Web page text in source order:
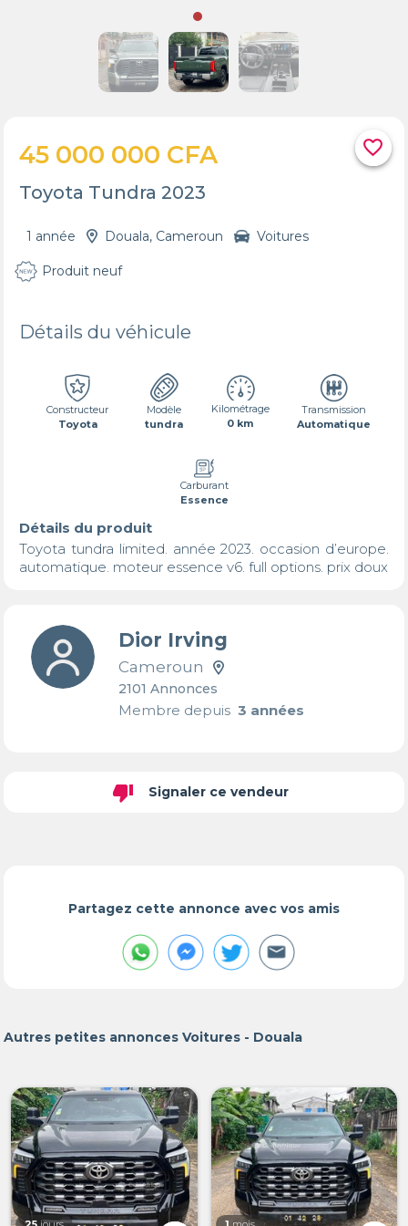
favorite_border
45 000 000 CFA
Toyota Tundra 2023
1 année Douala, Cameroun Voitures
Produit neuf
Détails du véhicule
Constructeur
Toyota
Modèle
tundra
Kilométrage
0 km
Transmission
Automatique
Carburant
Essence
Détails du produit
Toyota tundra limited. année 2023. occasion d’europe.
automatique. moteur essence v6. full options. prix doux
Dior Irving
Cameroun
2101 Annonces
Membre depuis3 années
thumb_down Signaler ce vendeur
Partagez cette annonce avec vos amis
Autres petites annonces Voitures - Douala